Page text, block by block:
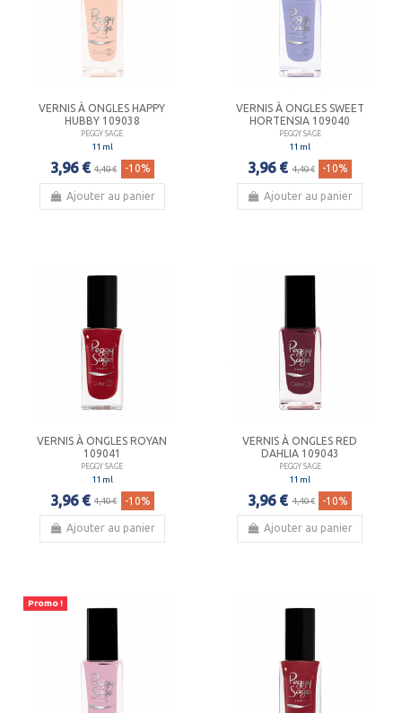
VERNIS À ONGLES HAPPY
HUBBY 109038
PEGGY SAGE
11 ml
3,96 € 4,40 € -10%
Ajouter au panier
VERNIS À ONGLES SWEET
HORTENSIA 109040
PEGGY SAGE
11 ml
3,96 € 4,40 € -10%
Ajouter au panier
VERNIS À ONGLES ROYAN
109041
PEGGY SAGE
11 ml
3,96 € 4,40 € -10%
Ajouter au panier
VERNIS À ONGLES RED
DAHLIA 109043
PEGGY SAGE
11 ml
3,96 € 4,40 € -10%
Ajouter au panier
Promo !